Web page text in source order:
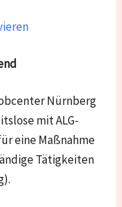
Nürnberg
mit ALG-
eine Maßnahme
Tätigkeiten